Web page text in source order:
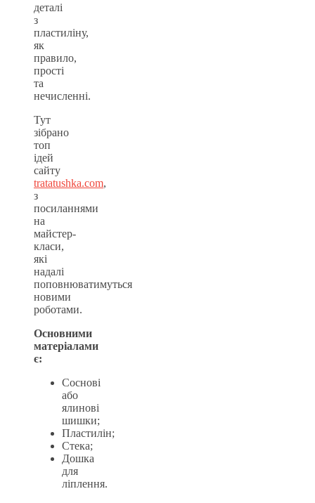
деталі
з
пластиліну,
як
правило,
прості
та
нечисленні.
Тут
зібрано
топ
ідей
сайту
tratatushka.com,
з
посиланнями
на
майстер-
класи,
які
надалі
поповнюватимуться
новими
роботами.
Основними
матеріалами
є:
Соснові
або
ялинові
шишки;
Пластилін;
Стека;
Дошка
для
ліплення.